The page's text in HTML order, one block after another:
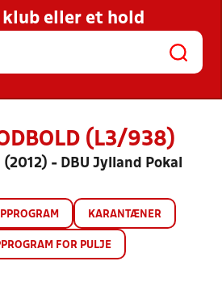
KLUBBER OG
HOLD
klub eller et hold
(L3/938)
(2012) - DBU Jylland Pokal
KARANTÆNER
FOR PULJE